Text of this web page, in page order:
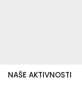
NAŠE AKTIVNOSTI